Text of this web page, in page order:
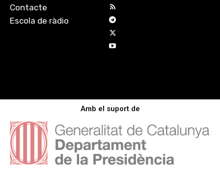
Contacte
Escola de ràdio
Amb el suport de